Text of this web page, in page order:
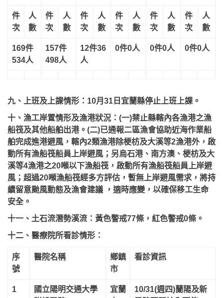
件
次
人
數
件
次
人
數
件
次
人
數
件
次
人
數
件
次
人
數
件
次
人
數
169件
534人
157件
498人
12件36
人
0件0人 0件0人 0件0人
九、上班及上課情形：10月31日宜蘭縣停止上班上課。
十、漁工岸置情形及漁港狀況：(一)禁止縣轄內各漁港之漁
船筏及其他船舶出港。(二)已通報二區漁會協助近海作業船
舶完成進港避風，轄內2類漁港除梗枋及大溪等2漁港外，啟
動所有漁船筏船員上岸避風；另烏石港、南方澳、梗枋及大
溪等4漁港之20噸以下漁船筏，啟動所有漁船筏船員上岸避
風；超過20噸漁船筏經多方評估，暫無上岸避風需求，將持
續留意颱風動態及漁會建議 ，適時應變，以確保移工生命
安全。
十一、土石流潛勢溪流：黃色警戒77條，紅色警戒0條。
十二、醫療院所看診情形：
序
號
醫院名稱
鄉鎮
市
看診資訊
1
國立陽明交通大學
宜蘭
10/31(週四)蘭陽及新